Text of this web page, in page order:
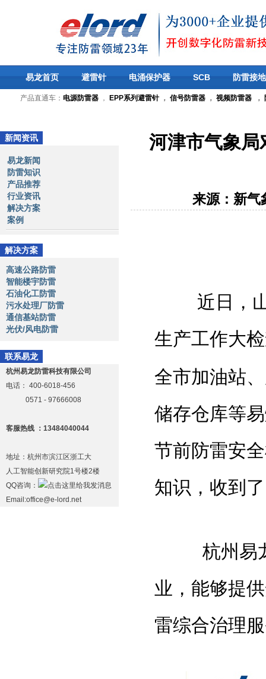
易龙首页 避雷针 电涌保护器 SCB 防雷接地
产品直通车： 电源防雷器 ， EPP系列避雷针， 信号防雷器 ， 视频防雷器 ，
新闻资讯
易龙新闻
防雷知识
产品推荐
行业资讯
解决方案
案例
解决方案
高速公路防雷
智能楼宇防雷
石油化工防雷
污水处理厂防雷
通信基站防雷
光伏/风电防雷
联系易龙
杭州易龙防雷科技有限公司
电话： 400-6018-456
0571 - 97666008
客服热线 ：13484040044
地址：杭州市滨江区浙工大
人工智能创新研究院1号楼2楼
QQ咨询：
Email:office@e-lord.net
河津市气象局
来源：新气
近日，山
生产工作大
全市加油站
储存仓库等
节前防雷安全
知识，收到
杭州易龙
业，能够提
雷综合治理